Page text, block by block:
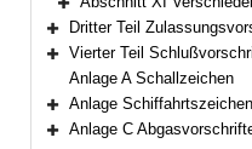
Bereich erweitern
Bereich erweitern
Dritter Teil
Bereich erweitern
Vierter Teil
Anlage A Schallzeichen
Bereich erweitern
Anlage Schiffahrtszeichen
Anlage C